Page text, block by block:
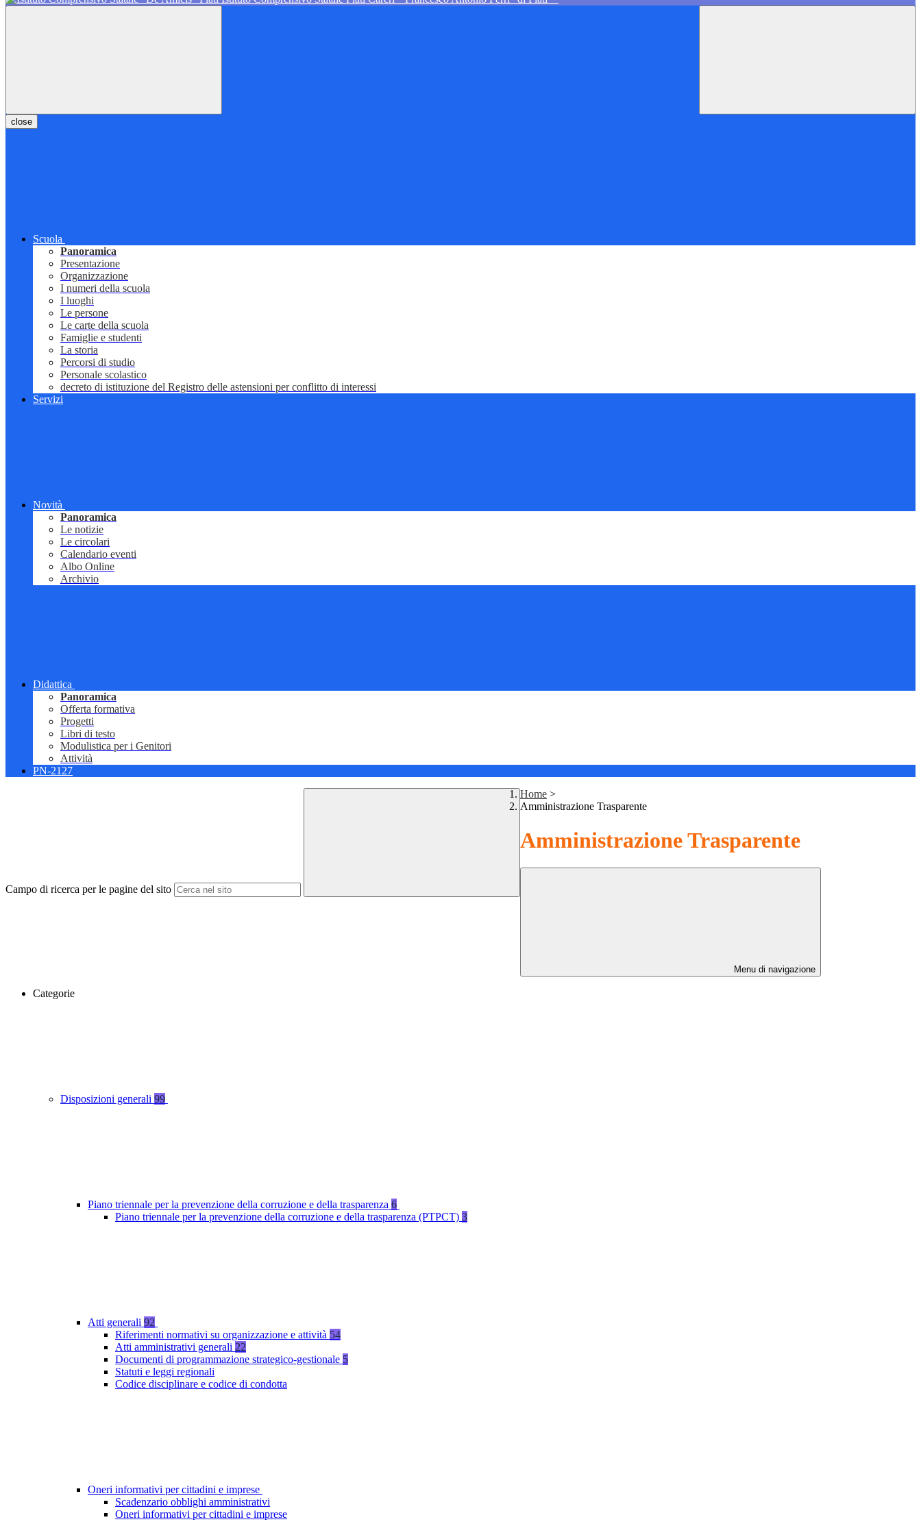
close
Scuola
Panoramica
Presentazione
Organizzazione
I numeri della scuola
I luoghi
Le persone
Le carte della scuola
Famiglie e studenti
La storia
Percorsi di studio
Personale scolastico
decreto di istituzione del Registro delle astensioni per conflitto di interessi
Servizi
Novità
Panoramica
Le notizie
Le circolari
Calendario eventi
Albo Online
Archivio
Didattica
Panoramica
Offerta formativa
Progetti
Libri di testo
Modulistica per i Genitori
Attività
PN-2127
Campo di ricerca per le pagine del sito
Home >
Amministrazione Trasparente
Amministrazione Trasparente
Menu di navigazione
Categorie
Disposizioni generali 99
Piano triennale per la prevenzione della corruzione e della trasparenza 6
Piano triennale per la prevenzione della corruzione e della trasparenza (PTPCT) 3
Atti generali 92
Riferimenti normativi su organizzazione e attività 54
Atti amministrativi generali 22
Documenti di programmazione strategico-gestionale 5
Statuti e leggi regionali
Codice disciplinare e codice di condotta
Oneri informativi per cittadini e imprese
Scadenzario obblighi amministrativi
Oneri informativi per cittadini e imprese